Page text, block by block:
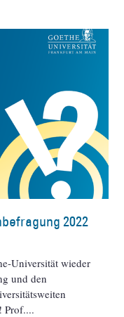
2022
Universität wieder
und den
Prof.